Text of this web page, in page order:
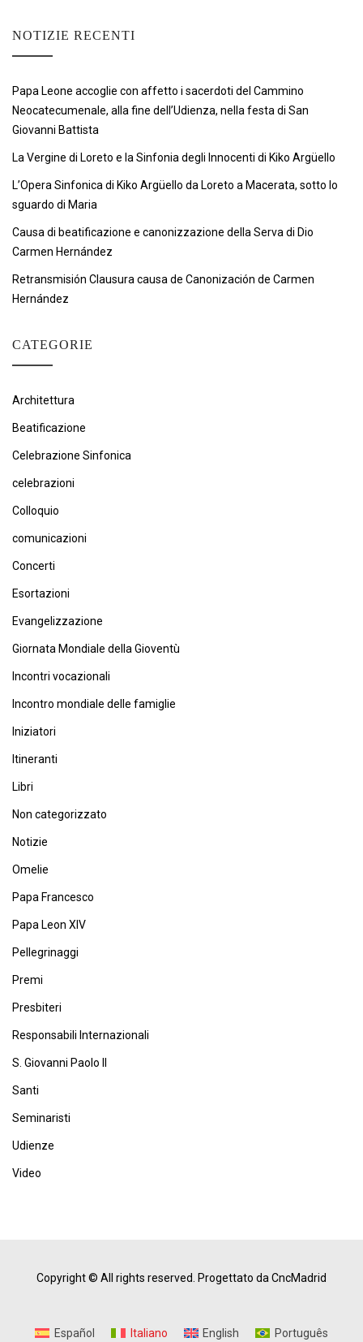
NOTIZIE RECENTI
Papa Leone accoglie con affetto i sacerdoti del Cammino
Neocatecumenale, alla fine dell’Udienza, nella festa di San
Giovanni Battista
La Vergine di Loreto e la Sinfonia degli Innocenti di Kiko Argüello
L’Opera Sinfonica di Kiko Argüello da Loreto a Macerata, sotto lo
sguardo di Maria
Causa di beatificazione e canonizzazione della Serva di Dio
Carmen Hernández
Retransmisión Clausura causa de Canonización de Carmen
Hernández
CATEGORIE
Architettura
Beatificazione
Celebrazione Sinfonica
celebrazioni
Colloquio
comunicazioni
Concerti
Esortazioni
Evangelizzazione
Giornata Mondiale della Gioventù
Incontri vocazionali
Incontro mondiale delle famiglie
Iniziatori
Itineranti
Libri
Non categorizzato
Notizie
Omelie
Papa Francesco
Papa Leon XIV
Pellegrinaggi
Premi
Presbiteri
Responsabili Internazionali
S. Giovanni Paolo II
Santi
Seminaristi
Udienze
Video
Copyright © All rights reserved. Progettato da CncMadrid
Español Italiano English Português